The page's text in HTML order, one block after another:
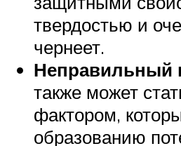
твердостью и
чернеет.
Неправильный
также может
фактором,
образованию